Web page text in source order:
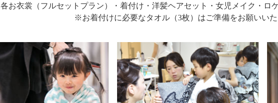
各お衣裳（フルセットプラン）・着付け・洋髪ヘアセット・女児メイク・ロ
※お着付けに必要なタオル（3枚）はご準備をお願いい